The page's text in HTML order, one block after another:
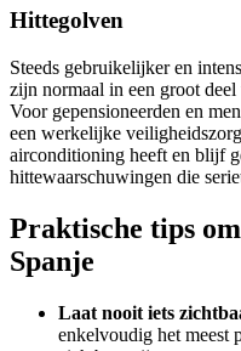
Hittegolven
Steeds gebruikelijker en
zijn normaal in een groot
Voor gepensioneerden en
een werkelijke
airconditioning heeft en blijf
hittewaarschuwingen die
Praktische tips
Spanje
Laat nooit iets
enkelvoudig het meest